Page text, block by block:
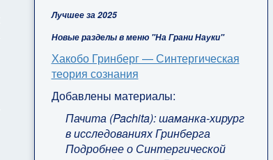
Лучшее за 2025
Новые разделы в меню "На Грани Науки"
Хакобо Гринберг — Синтергическая
теория сознания
Добавлены материалы:
Пачита (Pachita): шаманка-хирург
в исследованиях Гринберга
Подробнее о Синтергической